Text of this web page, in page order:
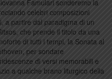
Famulari sonderemo la
celebri composizioni
a partire dal paradigma di un
che prende il titolo da una
di tutti i tempi, la Sonata al
per sondare
di versi memorabili e
a qualche brano liturgico della